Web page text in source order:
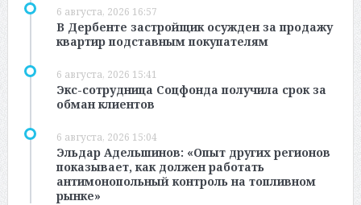
6 августа, 2026 16:57
В Дербенте застройщик осужден за продажу
квартир подставным покупателям
6 августа, 2026 15:41
Экс-сотрудница Соцфонда получила срок за
обман клиентов
6 августа, 2026 15:04
Эльдар Адельшинов: «Опыт других регионов
показывает, как должен работать
антимонопольный контроль на топливном
рынке»